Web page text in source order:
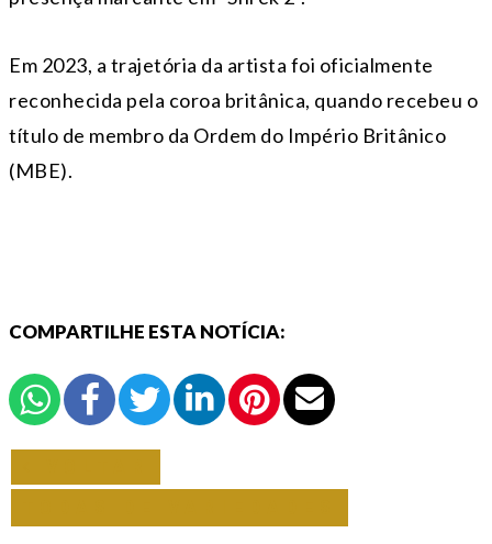
Em 2023, a trajetória da artista foi oficialmente
reconhecida pela coroa britânica, quando recebeu o
título de membro da Ordem do Império Britânico
(MBE).
COMPARTILHE ESTA NOTÍCIA: